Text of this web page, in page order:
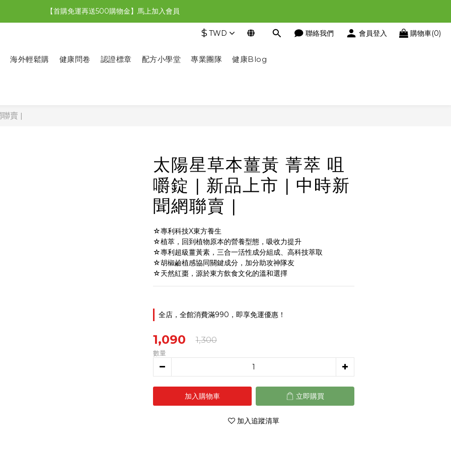
【限時特惠】全館滿1,000送500購物金！
【首購免運再送500購物金】馬上加入會員
$ TWD 聯絡我們 會員登入 購物車(0)
海外輕鬆購 健康問卷 認證標章 配方小學堂 專業團隊 健康Blog
賣 |
太陽星草本薑黃 菁萃 咀
嚼錠 | 新品上市 | 中時新
聞網聯賣 |
☆專利科技X東方養生
☆植萃，回到植物原本的營養型態，吸收力提升
☆專利超級薑黃素，三合一活性成分組成、高科技萃取
☆胡椒鹼植感協同關鍵成分，加分助攻神隊友
☆天然紅棗，源於東方飲食文化的溫和選擇
全店，全館消費滿990，即享免運優惠！
1,090 1,300
數量
加入購物車 立即購買
加入追蹤清單